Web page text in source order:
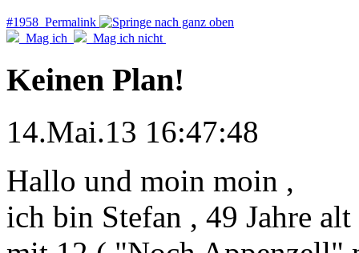
#1958 Permalink
Mag ich
Mag ich nicht
Keinen Plan!
14.Mai.13 16:47:48
Hallo und moin moin ,
ich bin Stefan , 49 Jahre